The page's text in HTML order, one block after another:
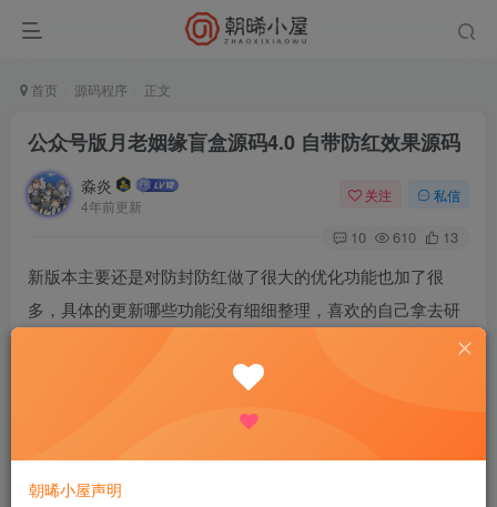
首页 源码程序 正文
公众号版月老姻缘盲盒源码4.0 自带防红效果源码
淼炎
4年前更新
关注 私信
10 610 13
新版本主要还是对防封防红做了很大的优化功能也加了很
多，具体的更新哪些功能没有细细整理，喜欢的自己拿去研
月老姻缘盲盒部署详细教程：
朝晞小屋声明